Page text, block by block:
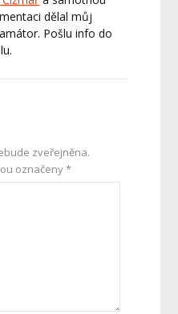
dělal můj
Pošlu info do
zveřejněna.
označeny*